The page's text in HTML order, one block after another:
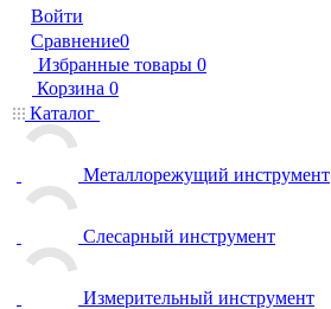
Войти
Сравнение0
Избранные товары 0
Корзина 0
Каталог
Металлорежущий инструмент
Слесарный инструмент
Измерительный инструмент